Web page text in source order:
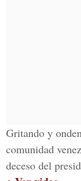
Gritando y
comunidad
deceso del